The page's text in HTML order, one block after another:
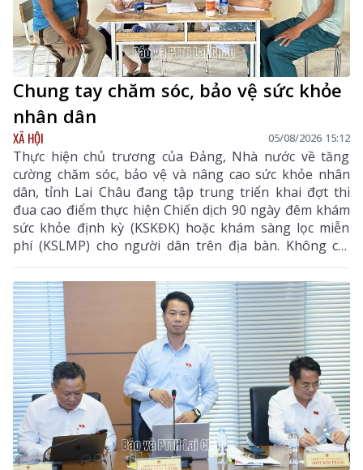
Chung tay chăm sóc, bảo vệ sức khỏe
nhân dân
XÃ HỘI 05/08/2026 15:12
Thực hiện chủ trương của Đảng, Nhà nước về tăng
cường chăm sóc, bảo vệ và nâng cao sức khỏe nhân
dân, tỉnh Lai Châu đang tập trung triển khai đợt thi
đua cao điểm thực hiện Chiến dịch 90 ngày đêm khám
sức khỏe định kỳ (KSKĐK) hoặc khám sàng lọc miễn
phí (KSLMP) cho người dân trên địa bàn. Không chỉ
góp phần phát hiện sớm bệnh tật, nâng cao chất
lượng chăm sóc sức khỏe (CSSK) ban đầu, chương
trình còn lan tỏa tinh thần trách nhiệm, y đức và sự
tận tâm của đội ngũ cán bộ y tế, hướng tới mục tiêu
mọi người dân đều được tiếp cận dịch vụ y tế công
bằng, chất lượng và nhân văn.